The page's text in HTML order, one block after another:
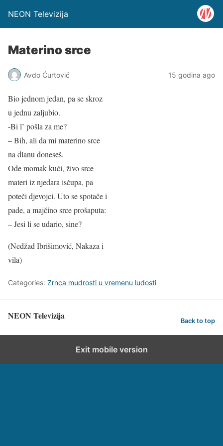
NEON Televizija
Materino srce
Avdo Ćurtović 15 godina ago
Bio jednom jedan, pa se skroz
u jednu zaljubio.
-Bi l’ pošla za me?
– Bih, ali da mi materino srce
na dlanu doneseš.
Ode momak kući, živo srce
materi iz njedara isčupa, pa
poteči djevojci. Uto se spotače i
pade, a majčino srce prošaputa:
– Jesi li se udario, sine?
(Nedžad Ibrišimović, Nakaza i
vila)
Categories: Zrnca mudrosti u vremenu ludosti
NEON Televizija Back to top
Exit mobile version